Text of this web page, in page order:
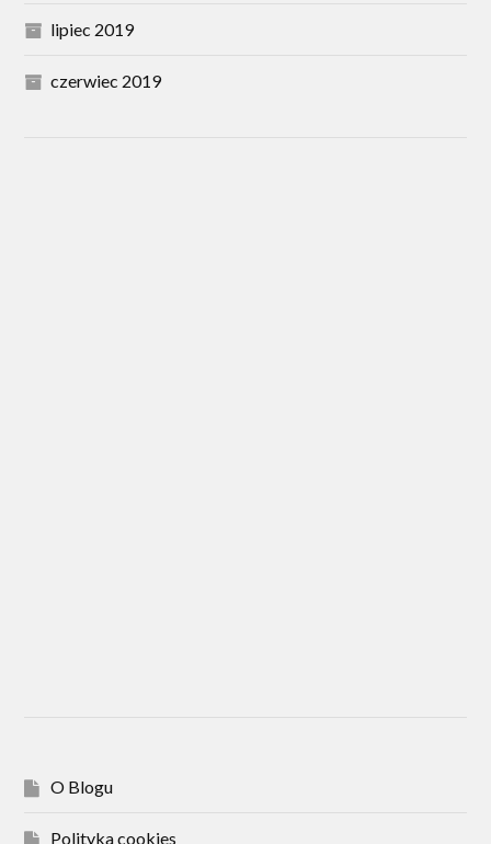
lipiec 2019
czerwiec 2019
O Blogu
Polityka cookies